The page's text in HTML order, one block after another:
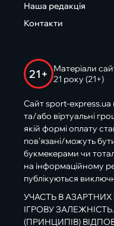
Наша редакція
Контакти
21+
Матеріали
21 року (21+)
Сайт sport-express.ua
та/або віртуальні
якій формі оплату
пов’язані/можуть
букмекерами чи
на інформаційному
публікуються
УЧАСТЬ В
ІГРОВУ
(ПРИНЦИПІВ)